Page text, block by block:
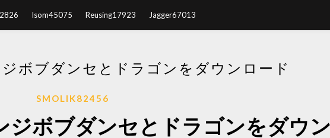
Isom45075 Reusing17923 Jagger67013
ボブダンセとドラゴンをダウンロード
SMOLIK82456
ジボブダンセとドラゴンをダウン